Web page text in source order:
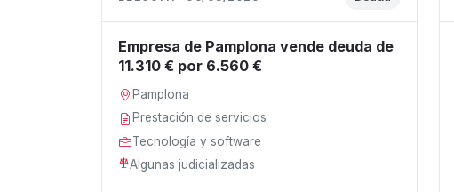
Empresa de Pamplona vende deuda de
11.310 € por 6.560 €
Pamplona
Prestación de servicios
Tecnología y software
Algunas judicializadas